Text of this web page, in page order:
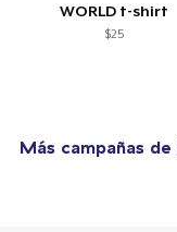
WORLD t-shirt
$25
Más campañas de